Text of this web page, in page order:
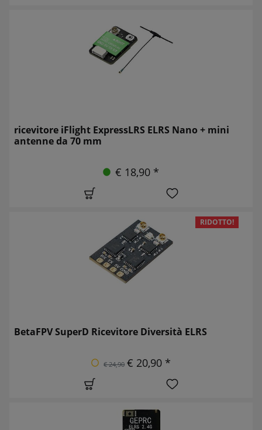
ricevitore iFlight ExpressLRS ELRS Nano + mini
antenne da 70 mm
€ 18,90 *
RIDOTTO!
BetaFPV SuperD Ricevitore Diversità ELRS
€ 24,90 € 20,90 *